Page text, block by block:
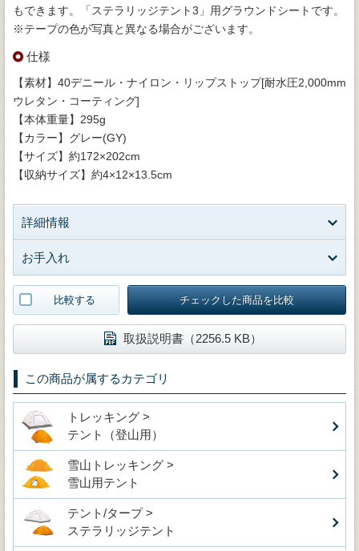
もできます。「ステラリッジテント3」用グラウンドシートです。
※テープの色が写真と異なる場合がございます。
仕様
【素材】40デニール・ナイロン・リップストップ[耐水圧2,000mm
ウレタン・コーティング]
【本体重量】295g
【カラー】グレー(GY)
【サイズ】約172×202cm
【収納サイズ】約4×12×13.5cm
詳細情報
お手入れ
比較する チェックした商品を比較
取扱説明書（2256.5 KB）
この商品が属するカテゴリ
トレッキング >
テント（登山用）
雪山トレッキング >
雪山用テント
テント/タープ >
ステラリッジテント